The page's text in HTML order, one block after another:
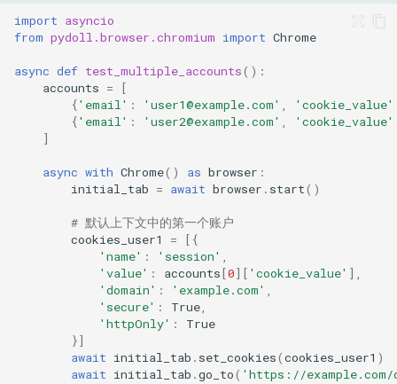
import asyncio
from pydoll.browser.chromium import Chrome
async def test_multiple_accounts():
accounts =
[
{'email' : 'user1@example.com' , 'cookie_value'
{'email' : 'user2@example.com' , 'cookie_value'
]
async with Chrome() as browser :
initial_tab = await browser . start()
# 默认上下文中的第一个账户
cookies_user1
=
[{
'name' : 'session' ,
'value' : accounts [0][ 'cookie_value' ],
'domain' : 'example.com' ,
'secure' : True,
'httpOnly' :
True
}]
await initial_tab . set_cookies(cookies_user1 )
await initial_tab .go_to( 'https://example.com/